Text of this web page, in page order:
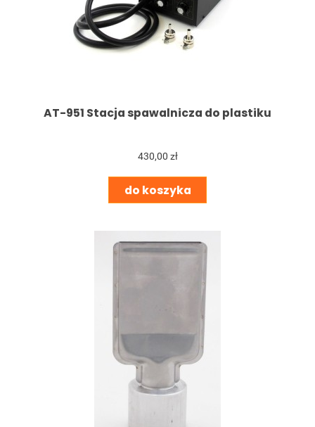
AT-951 Stacja spawalnicza do plastiku
430,00 zł
do koszyka